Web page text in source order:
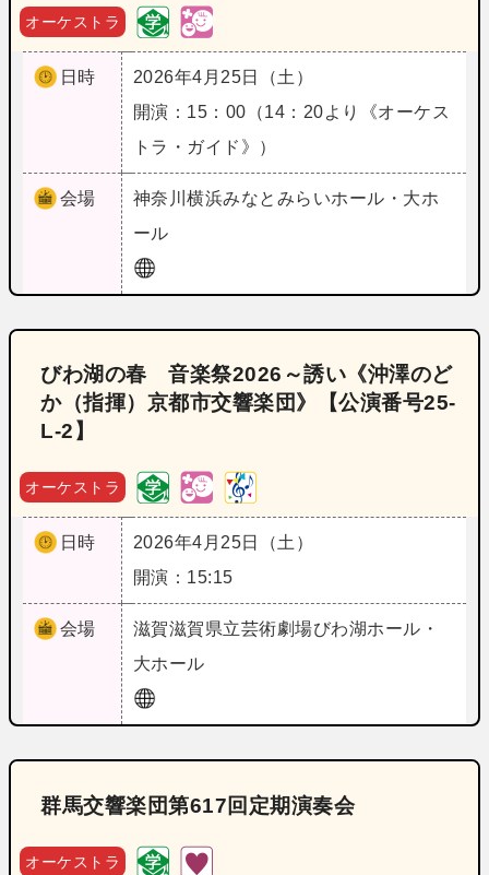
オーケストラ
日時
2026年4月25日（土）
開演：15：00（14：20より《オーケス
トラ・ガイド》）
会場 神奈川横浜みなとみらいホール・大ホ
ール
びわ湖の春 音楽祭2026～誘い《沖澤のど
か（指揮）京都市交響楽団》【公演番号25‐
L‐2】
オーケストラ
日時
2026年4月25日（土）
開演：15:15
会場 滋賀滋賀県立芸術劇場びわ湖ホール・
大ホール
群馬交響楽団第617回定期演奏会
オーケストラ